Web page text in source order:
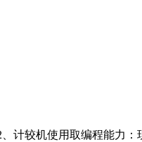
、计较机使用取编程能力